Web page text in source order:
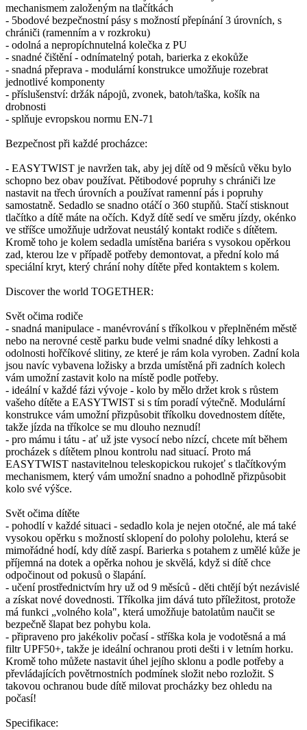
mechanismem založeným na tlačítkách
- 5bodové bezpečnostní pásy s možností přepínání 3 úrovních, s
chrániči (ramenním a v rozkroku)
- odolná a nepropíchnutelná kolečka z PU
- snadné čištění - odnímatelný potah, barierka z ekokůže
- snadná přeprava - modulární konstrukce umožňuje rozebrat
jednotlivé komponenty
- příslušenství: držák nápojů, zvonek, batoh/taška, košík na
drobnosti
- splňuje evropskou normu EN-71
Bezpečnost při každé procházce:
- EASYTWIST je navržen tak, aby jej dítě od 9 měsíců věku bylo
schopno bez obav používat. Pětibodové popruhy s chrániči lze
nastavit na třech úrovních a používat ramenní pás i popruhy
samostatně. Sedadlo se snadno otáčí o 360 stupňů. Stačí stisknout
tlačítko a dítě máte na očích. Když dítě sedí ve směru jízdy, okénko
ve stříšce umožňuje udržovat neustálý kontakt rodiče s dítětem.
Kromě toho je kolem sedadla umístěna bariéra s vysokou opěrkou
zad, kterou lze v případě potřeby demontovat, a přední kolo má
speciální kryt, který chrání nohy dítěte před kontaktem s kolem.
Discover the world TOGETHER:
Svět očima rodiče
- snadná manipulace - manévrování s tříkolkou v přeplněném městě
nebo na nerovné cestě parku bude velmi snadné díky lehkosti a
odolnosti hořčíkové slitiny, ze které je rám kola vyroben. Zadní kola
jsou navíc vybavena ložisky a brzda umístěná při zadních kolech
vám umožní zastavit kolo na místě podle potřeby.
- ideální v každé fázi vývoje - kolo by mělo držet krok s růstem
vašeho dítěte a EASYTWIST si s tím poradí výtečně. Modulární
konstrukce vám umožní přizpůsobit tříkolku dovednostem dítěte,
takže jízda na tříkolce se mu dlouho neznudí!
- pro mámu i tátu - ať už jste vysocí nebo nízcí, chcete mít během
procházek s dítětem plnou kontrolu nad situací. Proto má
EASYTWIST nastavitelnou teleskopickou rukojeť s tlačítkovým
mechanismem, který vám umožní snadno a pohodlně přizpůsobit
kolo své výšce.
Svět očima dítěte
- pohodlí v každé situaci - sedadlo kola je nejen otočné, ale má také
vysokou opěrku s možností sklopení do polohy pololehu, která se
mimořádné hodí, kdy dítě zaspí. Barierka s potahem z umělé kůže je
příjemná na dotek a opěrka nohou je skvělá, když si dítě chce
odpočinout od pokusů o šlapání.
- učení prostřednictvím hry už od 9 měsíců - děti chtějí být nezávislé
a získat nové dovednosti. Tříkolka jim dává tuto příležitost, protože
má funkci „volného kola", která umožňuje batolatům naučit se
bezpečně šlapat bez pohybu kola.
- připraveno pro jakékoliv počasí - stříška kola je vodotěsná a má
filtr UPF50+, takže je ideální ochranou proti dešti i v letním horku.
Kromě toho můžete nastavit úhel jejího sklonu a podle potřeby a
převládajících povětrnostních podmínek složit nebo rozložit. S
takovou ochranou bude dítě milovat procházky bez ohledu na
počasí!
Specifikace: